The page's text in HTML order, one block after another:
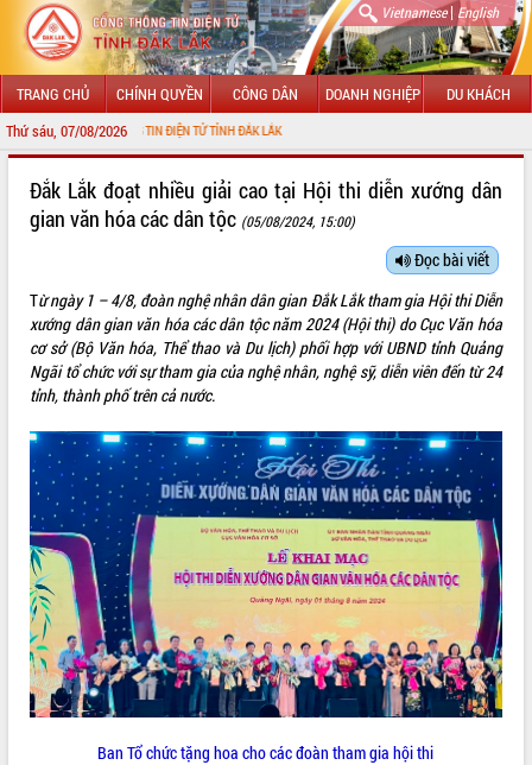
Vietnamese| English
TRANG CHỦ CHÍNH QUYỀN CÔNG DÂN DOANH NGHIỆP DU KHÁCH
Thứ sáu, 07/08/2026
THÔNG TIN ĐIỆN TỬ TỈNH ĐẮK LẮK
GIỚI THIỆU
LÃNH ĐẠO UBND TỈNH
SỞ, BAN, NGÀNH
UBND CÁC XÃ, PHƯỜNG
HỆ THỐNG VĂN BẢN
VĂN BẢN HĐND TỈNH
ĐIỂM TIN VĂN BẢN
QUY HOẠCH - KẾ HOẠCH
Đắk Lắk đoạt nhiều giải cao tại Hội thi diễn xướng dân
gian văn hóa các dân tộc (05/08/2024, 15:00)
Đọc bài viết
Từ ngày 1 – 4/8, đoàn nghệ nhân dân gian Đắk Lắk tham gia Hội thi Diễn
xướng dân gian văn hóa các dân tộc năm 2024 (Hội thi) do Cục Văn hóa
cơ sở (Bộ Văn hóa, Thể thao và Du lịch) phối hợp với UBND tỉnh Quảng
Ngãi tổ chức với sự tham gia của nghệ nhân, nghệ sỹ, diễn viên đến từ 24
tỉnh, thành phố trên cả nước.
Ban Tổ chức tặng hoa cho các đoàn tham gia hội thi